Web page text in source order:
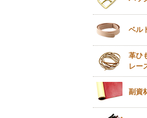
ベル
革ひ
レー
副資